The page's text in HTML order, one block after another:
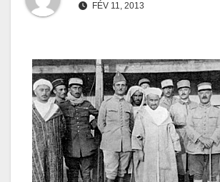
FÉV 11, 2013